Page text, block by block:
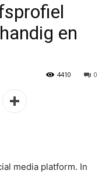
en
0
4410
media platform. In